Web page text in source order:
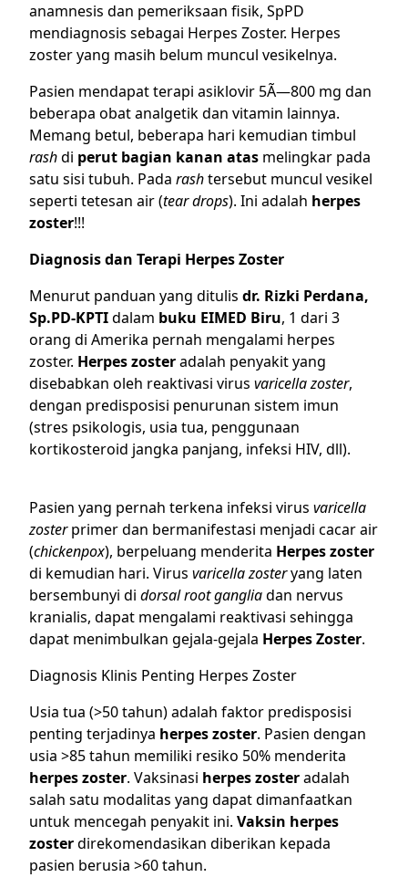
anamnesis dan pemeriksaan fisik, SpPD
mendiagnosis sebagai Herpes Zoster. Herpes
zoster yang masih belum muncul vesikelnya.
Pasien mendapat terapi asiklovir 5Ã—800 mg dan
beberapa obat analgetik dan vitamin lainnya.
Memang betul, beberapa hari kemudian timbul
rashdi perut bagian kanan atas melingkar pada
satu sisi tubuh. Pada rashtersebut muncul vesikel
seperti tetesan air (tear drops). Ini adalah herpes
zoster!!!
Diagnosis dan Terapi Herpes Zoster
Menurut panduan yang ditulis dr. Rizki Perdana,
Sp.PD-KPTIdalam buku EIMED Biru, 1 dari 3
orang di Amerika pernah mengalami herpes
zoster. Herpes zosteradalah penyakit yang
disebabkan oleh reaktivasi virus varicella zoster,
dengan predisposisi penurunan sistem imun
(stres psikologis, usia tua, penggunaan
kortikosteroid jangka panjang, infeksi HIV, dll).
Pasien yang pernah terkena infeksi virus varicella
zosterprimer dan bermanifestasi menjadi cacar air
(chickenpox), berpeluang menderita Herpes zoster
di kemudian hari. Virus varicella zosteryang laten
bersembunyi di dorsal root gangliadan nervus
kranialis, dapat mengalami reaktivasi sehingga
dapat menimbulkan gejala-gejala Herpes Zoster.
Diagnosis Klinis Penting Herpes Zoster
Usia tua (>50 tahun) adalah faktor predisposisi
penting terjadinya herpes zoster. Pasien dengan
usia >85 tahun memiliki resiko 50% menderita
herpes zoster. Vaksinasi herpes zosteradalah
salah satu modalitas yang dapat dimanfaatkan
untuk mencegah penyakit ini. Vaksin herpes
zosterdirekomendasikan diberikan kepada
pasien berusia >60 tahun.